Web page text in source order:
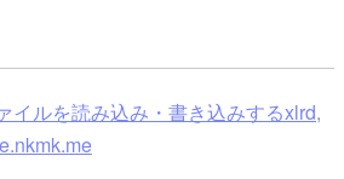
イルを読み込み・書き込みするxlrd,